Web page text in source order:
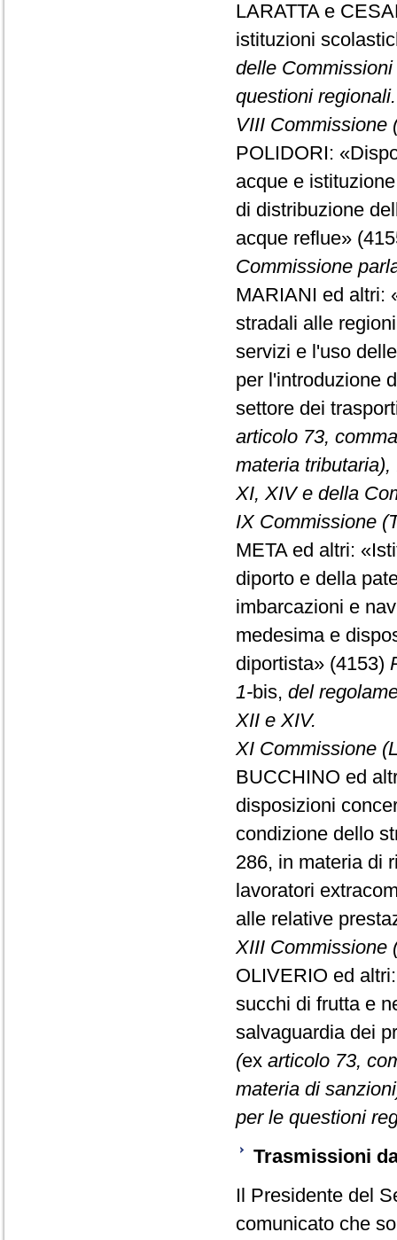
LARATTA e
istituzioni
delle
questioni regionali.
VIII Commissione
POLIDORI:
acque e
di distribuzione
acque reflue»
Commissione
MARIANI ed altri:
stradali alle
servizi e l'uso
per l'introduzione
settore dei
articolo 73,
materia tributaria),
XI, XIV e della
IX Commissione
META ed altri:
diporto e della
imbarcazioni e
medesima e
diportista» (4153)
1-bis, del
XII e XIV.
XI Commissione
BUCCHINO ed
disposizioni
condizione dello
286, in materia di
lavoratori
alle relative
XIII Commissione
OLIVERIO ed
succhi di frutta e
salvaguardia dei
(ex articolo 73,
materia di
per le questioni
Trasmissioni
Il Presidente del
comunicato che